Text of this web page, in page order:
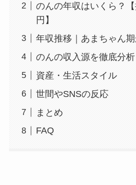
のんの年収はいくら？
円】
年収推移｜あまちゃん
のんの収入源を徹底分析
資産・生活スタイル
世間やSNSの反応
まとめ
FAQ